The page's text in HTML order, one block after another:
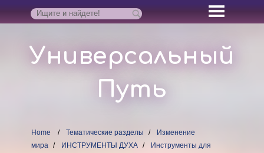
Универсальный
Путь
Home Тематические разделы
Изменение
мира
ИНСТРУМЕНТЫ ДУХА
Инструменты для